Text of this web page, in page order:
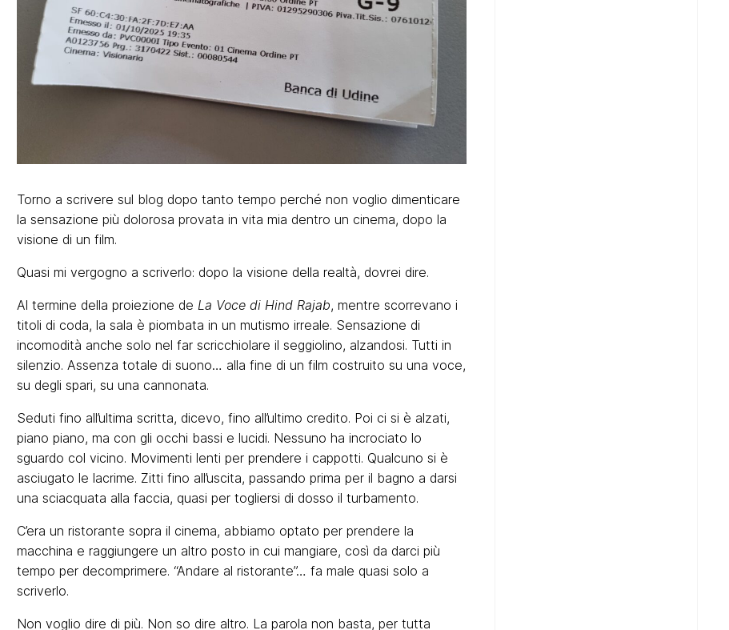
Torno a scrivere sul blog dopo tanto tempo perché non voglio dimenticare
la sensazione più dolorosa provata in vita mia dentro un cinema, dopo la
visione di un film.
Quasi mi vergogno a scriverlo: dopo la visione della realtà, dovrei dire.
Al termine della proiezione deLa Voce di Hind Rajab, mentre scorrevano i
titoli di coda, la sala è piombata in un mutismo irreale. Sensazione di
incomodità anche solo nel far scricchiolare il seggiolino, alzandosi. Tutti in
silenzio. Assenza totale di suono… alla fine di un film costruito su una voce,
su degli spari, su una cannonata.
Seduti fino all’ultima scritta, dicevo, fino all’ultimo credito. Poi ci si è alzati,
piano piano, ma con gli occhi bassi e lucidi. Nessuno ha incrociato lo
sguardo col vicino. Movimenti lenti per prendere i cappotti. Qualcuno si è
asciugato le lacrime. Zitti fino all’uscita, passando prima per il bagno a darsi
una sciacquata alla faccia, quasi per togliersi di dosso il turbamento.
C’era un ristorante sopra il cinema, abbiamo optato per prendere la
macchina e raggiungere un altro posto in cui mangiare, così da darci più
tempo per decomprimere. “Andare al ristorante”… fa male quasi solo a
scriverlo.
Non voglio dire di più. Non so dire altro. La parola non basta, per tutta